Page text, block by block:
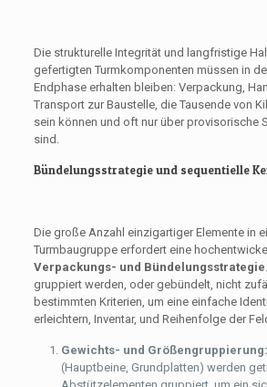
Die strukturelle Integrität und langfristige
gefertigten Turmkomponenten müssen in
Endphase erhalten bleiben: Verpackung,
Transport zur Baustelle, die Tausende von
sein können und oft nur über provisorische
sind.
Bündelungsstrategie und sequentielle
Die große Anzahl einzigartiger Elemente in
Turmbaugruppe erfordert eine
Verpackungs- und Bündelungsstrategie
gruppiert werden, oder gebündelt, nicht
bestimmten Kriterien, um eine einfache
erleichtern, Inventar, und Reihenfolge der
Gewichts- und Größengruppierung:
(Hauptbeine, Grundplatten) werden